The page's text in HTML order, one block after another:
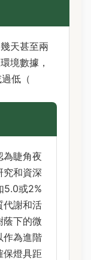
天甚至兩
境數據，
低（
為睫角夜
究和資深
5.0或2%
代謝和活
蔭下的微
作為進階
保燈具距